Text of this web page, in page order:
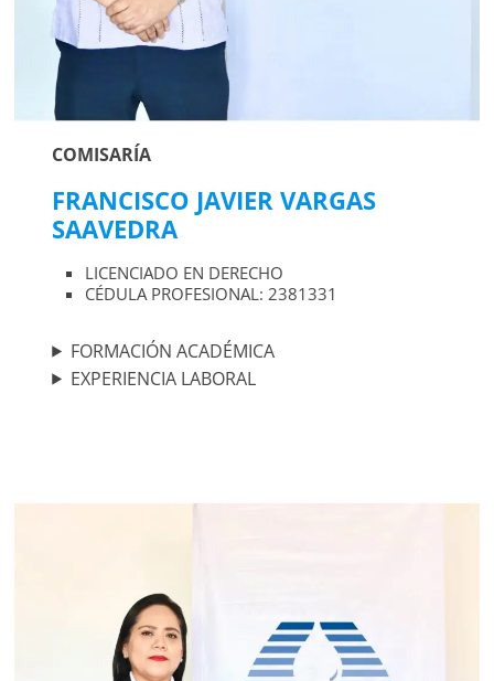
COMISARÍA
FRANCISCO JAVIER VARGAS
SAAVEDRA
LICENCIADO EN DERECHO
CÉDULA PROFESIONAL: 2381331
FORMACIÓN ACADÉMICA
EXPERIENCIA LABORAL